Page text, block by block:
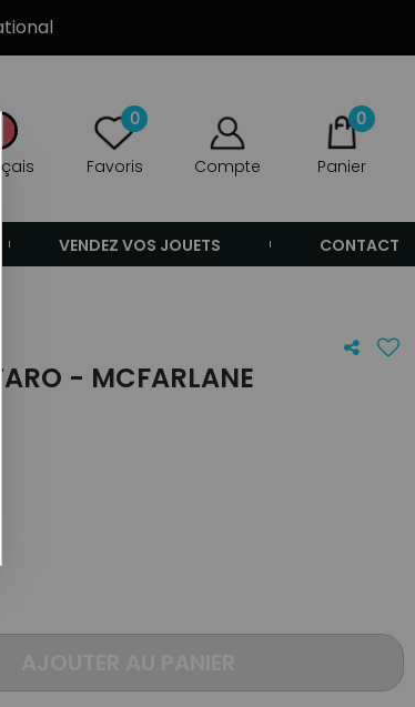
0
Favoris Compte
0
Panier
VENDEZ VOS JOUETS CONTACT
- MCFARLANE